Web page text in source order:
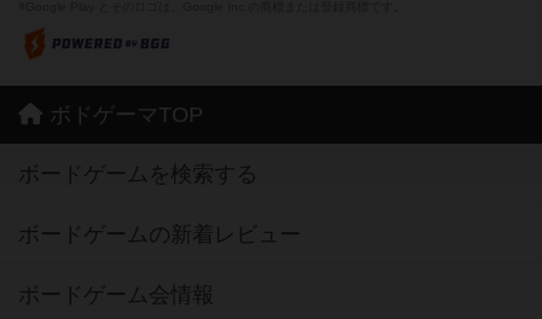
ボドゲーマTOP
ボードゲームを検索する
ボードゲームの新着レビュー
ボードゲーム会情報